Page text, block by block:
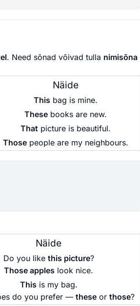
. Need sõnad võivad tulla nimisõna
Näide
This bag is mine.
Thesebooks are new.
That picture is beautiful.
Thosepeople are my neighbours.
Näide
Do you like this picture?
Those apples look nice.
This is my bag.
do you prefer — theseor those?